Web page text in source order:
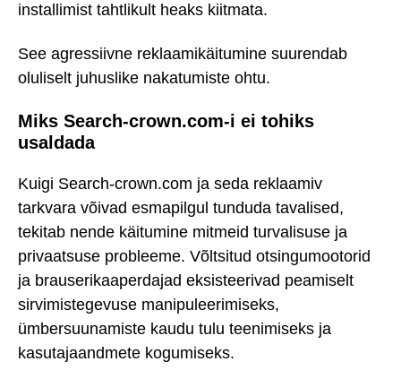
installimist tahtlikult heaks kiitmata.
See agressiivne reklaamikäitumine suurendab
oluliselt juhuslike nakatumiste ohtu.
Miks Search-crown.com-i ei tohiks
usaldada
Kuigi Search-crown.com ja seda reklaamiv
tarkvara võivad esmapilgul tunduda tavalised,
tekitab nende käitumine mitmeid turvalisuse ja
privaatsuse probleeme. Võltsitud otsingumootorid
ja brauserikaaperdajad eksisteerivad peamiselt
sirvimistegevuse manipuleerimiseks,
ümbersuunamiste kaudu tulu teenimiseks ja
kasutajaandmete kogumiseks.